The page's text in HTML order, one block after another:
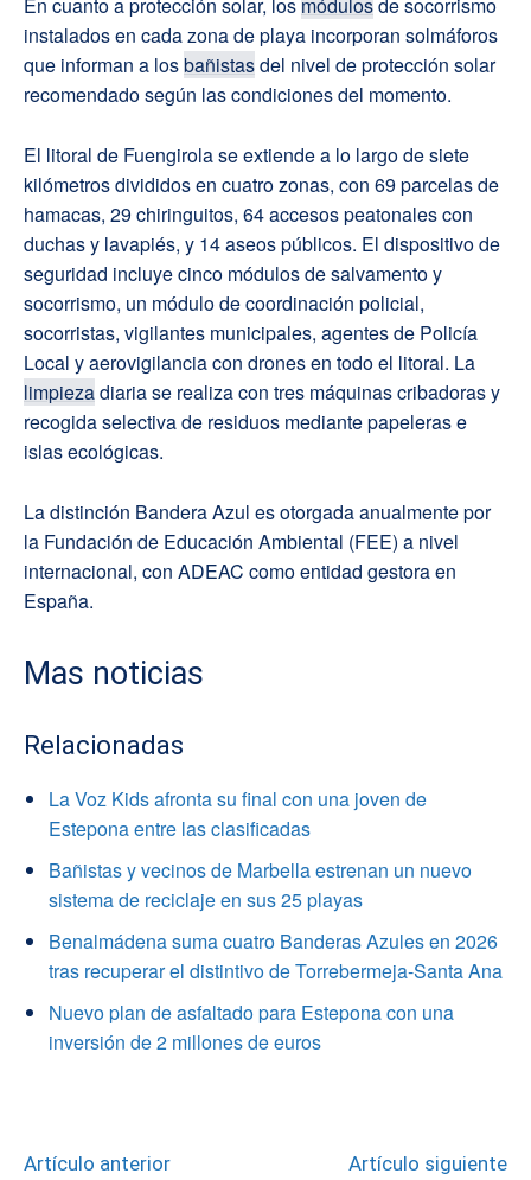
En cuanto a protección solar, los módulosde socorrismo
instalados en cada zona de playa incorporan solmáforos
que informan a losbañistasdel nivel de protección solar
recomendado según las condiciones del momento.
El litoral de Fuengirola se extiende a lo largo de siete
kilómetros divididos en cuatro zonas, con 69 parcelas de
hamacas, 29 chiringuitos, 64 accesos peatonales con
duchas y lavapiés, y 14 aseos públicos. El dispositivo de
seguridad incluye cinco módulos de salvamento y
socorrismo, un módulo de coordinación policial,
socorristas, vigilantes municipales, agentes de Policía
Local y aerovigilancia con drones en todo el litoral. La
limpiezadiaria se realiza con tres máquinas cribadoras y
recogida selectiva de residuos mediante papeleras e
islas ecológicas.
La distinción Bandera Azul es otorgada anualmente por
la Fundación de Educación Ambiental (FEE) a nivel
internacional, con ADEAC como entidad gestora en
España.
Mas noticias
Relacionadas
La Voz Kids afronta su final con una joven de
Estepona entre las clasificadas
Bañistas y vecinos de Marbella estrenan un nuevo
sistema de reciclaje en sus 25 playas
Benalmádena suma cuatro Banderas Azules en 2026
tras recuperar el distintivo de Torrebermeja-Santa Ana
Nuevo plan de asfaltado para Estepona con una
inversión de 2 millones de euros
Artículo anterior Artículo siguiente